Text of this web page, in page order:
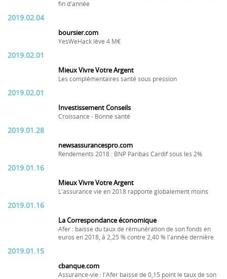
fin d'année
2019.02.04
boursier.com
YesWeHack lève 4 M€
2019.02.01
Mieux Vivre Votre Argent
Les complémentaires santé sous pression
2019.02.01
Investissement Conseils
Croissance - Bonne santé
2019.01.28
newsassurancespro.com
Rendements 2018 : BNP Paribas Cardif sous les 2%
2019.01.16
Mieux Vivre Votre Argent
L'assurance vie en 2018 rapporte globalement moins
2019.01.16
La Correspondance économique
Afer : baisse du taux de rémunération de son fonds en
euros en 2018, à 2,25 % contre 2,40 % l'année dernière
2019.01.15
cbanque.com
Assurance-vie : l'Afer baisse de 0,15 point le taux de son